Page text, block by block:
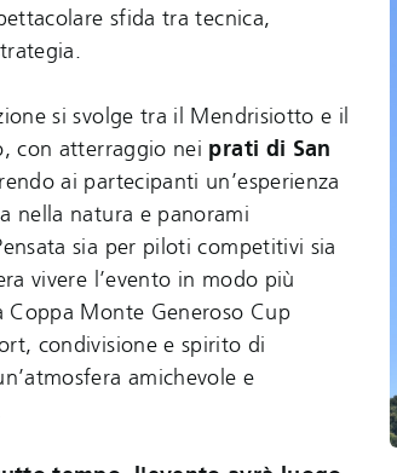
sfida tra tecnica,
si svolge tra il Mendrisiotto e il
con atterraggio nei prati di San
ai partecipanti un’esperienza
nella natura e panorami
sia per piloti competitivi sia
vivere l’evento in modo più
Coppa Monte Generoso Cup
condivisione e spirito di
amichevole e